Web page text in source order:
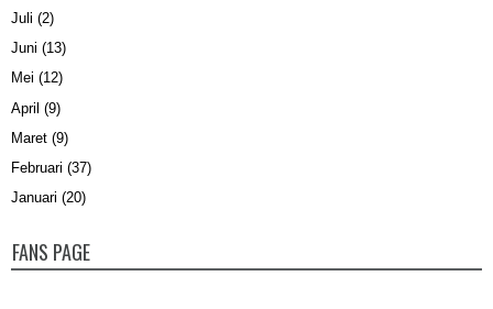
Juli (2)
Juni (13)
Mei (12)
April (9)
Maret (9)
Februari (37)
Januari (20)
FANS PAGE